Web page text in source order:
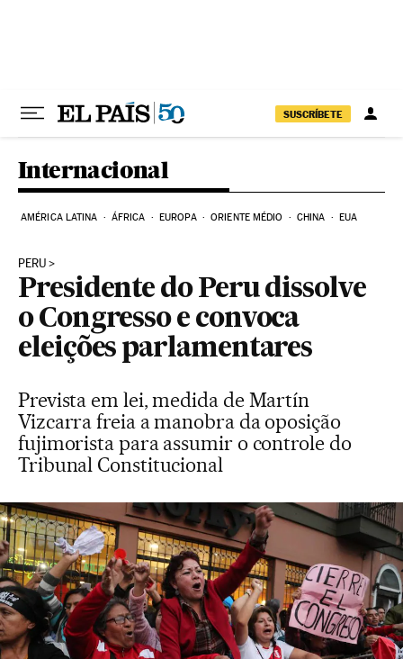
SUSCRÍBETE
Internacional
AMÉRICA LATINA ÁFRICA EUROPA ORIENTE MÉDIO CHINA EUA
PERU
Presidente do Peru dissolve
o Congresso e convoca
eleições parlamentares
Prevista em lei, medida de Martín
Vizcarra freia a manobra da oposição
fujimorista para assumir o controle do
Tribunal Constitucional